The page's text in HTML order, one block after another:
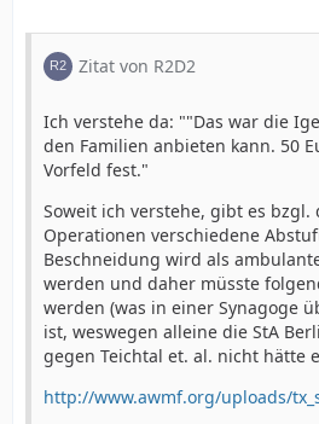
Zitat von R2D2
Ich verstehe da: ""Das war die
den Familien anbieten kann. 50
Vorfeld fest."
Soweit ich verstehe, gibt es
Operationen verschiedene
Beschneidung wird als
werden und daher müsste
werden (was in einer Synagoge
ist, weswegen alleine die StA
gegen Teichtal et. al. nicht hätte
http://www.awmf.org/uploads/